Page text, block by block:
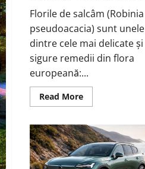
Florile de salcâm (Robinia
pseudoacacia) sunt unele
dintre cele mai delicate și
sigure remedii din flora
europeană:...
Read MoreRead
more
de
salcâm
(Robinia
pseudoacacia)